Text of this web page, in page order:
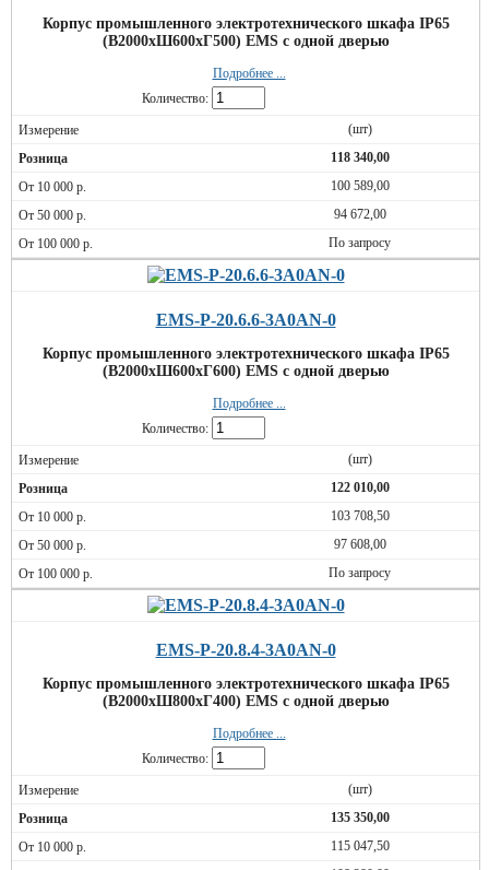
Корпус промышленного электротехнического шкафа IP65
(В2000хШ600хГ500) EMS c одной дверью
Подробнее ...
Количество:
(шт)
118 340,00
100 589,00
94 672,00
По запросу
EMS-P-20.6.6-3A0AN-0
Корпус промышленного электротехнического шкафа IP65
(В2000хШ600хГ600) EMS c одной дверью
Подробнее ...
Количество:
(шт)
122 010,00
103 708,50
97 608,00
По запросу
EMS-P-20.8.4-3A0AN-0
Корпус промышленного электротехнического шкафа IP65
(В2000хШ800хГ400) EMS c одной дверью
Подробнее ...
Количество:
(шт)
135 350,00
115 047,50